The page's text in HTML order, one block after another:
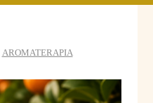
AROMATERAPIA